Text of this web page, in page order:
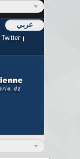
عربي
Twitter